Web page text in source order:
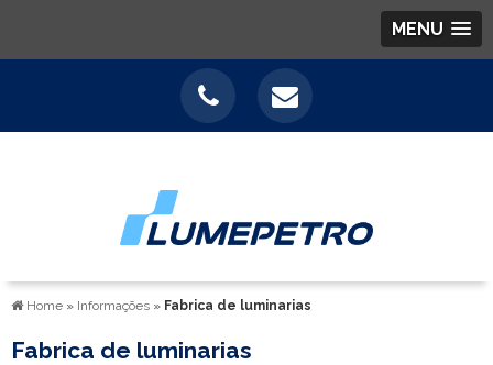
MENU
Home » Informações » Fabrica de luminarias
Fabrica de luminarias